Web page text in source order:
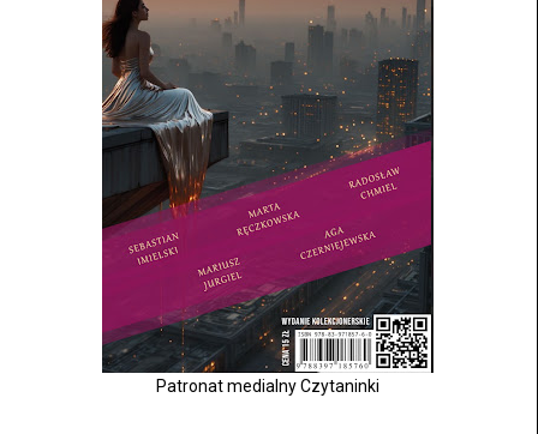
Patronat medialny Czytaninki